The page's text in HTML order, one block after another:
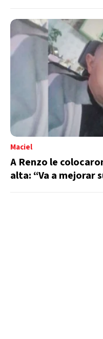
Maciel
A Renzo le
alta: “Va a mejorar